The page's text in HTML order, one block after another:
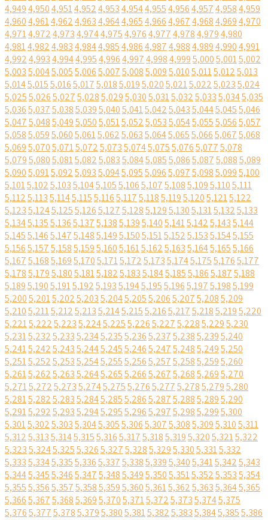
4,9494,9504,9514,9524,9534,9544,9554,9564,9574,9584,959
4,9604,9614,9624,9634,9644,9654,9664,9674,9684,9694,970
4,9714,9724,9734,9744,9754,9764,9774,9784,9794,980
4,9814,9824,9834,9844,9854,9864,9874,9884,9894,9904,991
4,9924,9934,9944,9954,9964,9974,9984,9995,0005,0015,002
5,0035,0045,0055,0065,0075,0085,0095,0105,0115,0125,013
5,0145,0155,0165,0175,0185,0195,0205,0215,0225,0235,024
5,0255,0265,0275,0285,0295,0305,0315,0325,0335,0345,035
5,0365,0375,0385,0395,0405,0415,0425,0435,0445,0455,046
5,0475,0485,0495,0505,0515,0525,0535,0545,0555,0565,057
5,0585,0595,0605,0615,0625,0635,0645,0655,0665,0675,068
5,0695,0705,0715,0725,0735,0745,0755,0765,0775,078
5,0795,0805,0815,0825,0835,0845,0855,0865,0875,0885,089
5,0905,0915,0925,0935,0945,0955,0965,0975,0985,0995,100
5,1015,1025,1035,1045,1055,1065,1075,1085,1095,1105,111
5,1125,1135,1145,1155,1165,1175,1185,1195,1205,1215,122
5,1235,1245,1255,1265,1275,1285,1295,1305,1315,1325,133
5,1345,1355,1365,1375,1385,1395,1405,1415,1425,1435,144
5,1455,1465,1475,1485,1495,1505,1515,1525,1535,1545,155
5,1565,1575,1585,1595,1605,1615,1625,1635,1645,1655,166
5,1675,1685,1695,1705,1715,1725,1735,1745,1755,1765,177
5,1785,1795,1805,1815,1825,1835,1845,1855,1865,1875,188
5,1895,1905,1915,1925,1935,1945,1955,1965,1975,1985,199
5,2005,2015,2025,2035,2045,2055,2065,2075,2085,209
5,2105,2115,2125,2135,2145,2155,2165,2175,2185,2195,220
5,2215,2225,2235,2245,2255,2265,2275,2285,2295,230
5,2315,2325,2335,2345,2355,2365,2375,2385,2395,240
5,2415,2425,2435,2445,2455,2465,2475,2485,2495,250
5,2515,2525,2535,2545,2555,2565,2575,2585,2595,260
5,2615,2625,2635,2645,2655,2665,2675,2685,2695,270
5,2715,2725,2735,2745,2755,2765,2775,2785,2795,280
5,2815,2825,2835,2845,2855,2865,2875,2885,2895,290
5,2915,2925,2935,2945,2955,2965,2975,2985,2995,300
5,3015,3025,3035,3045,3055,3065,3075,3085,3095,3105,311
5,3125,3135,3145,3155,3165,3175,3185,3195,3205,3215,322
5,3235,3245,3255,3265,3275,3285,3295,3305,3315,332
5,3335,3345,3355,3365,3375,3385,3395,3405,3415,3425,343
5,3445,3455,3465,3475,3485,3495,3505,3515,3525,3535,354
5,3555,3565,3575,3585,3595,3605,3615,3625,3635,3645,365
5,3665,3675,3685,3695,3705,3715,3725,3735,3745,375
5,3765,3775,3785,3795,3805,3815,3825,3835,3845,3855,386